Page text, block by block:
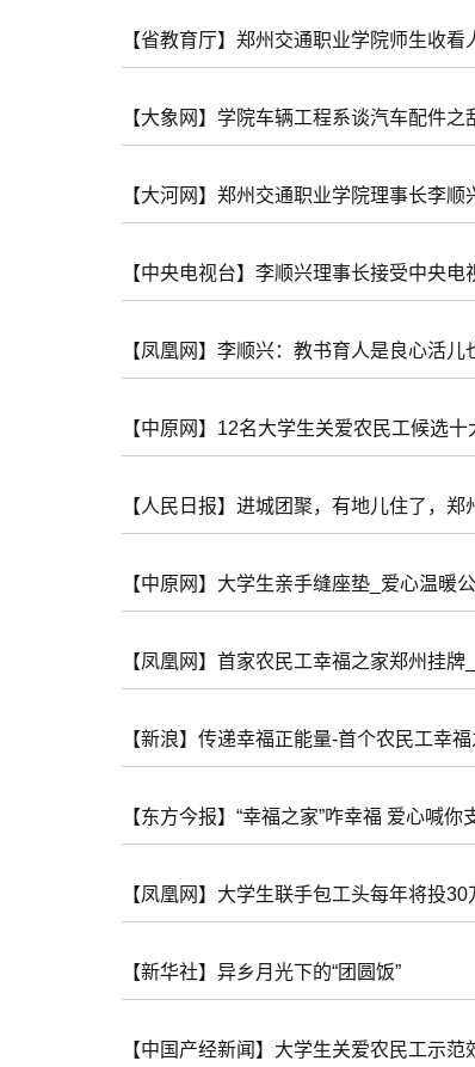
【省教育厅】郑州交通职业学院师生收看
【大象网】学院车辆工程系谈汽车配件之
【大河网】郑州交通职业学院理事长李顺
【中央电视台】李顺兴理事长接受中央电
【凤凰网】李顺兴：教书育人是良心活儿
【中原网】12名大学生关爱农民工候选
【人民日报】进城团聚，有地儿住了，
【中原网】大学生亲手缝座垫_爱心温暖
【凤凰网】首家农民工幸福之家郑州挂牌
【新浪】传递幸福正能量-首个农民工幸
【东方今报】“幸福之家”咋幸福 爱心喊你
【凤凰网】大学生联手包工头每年将投
【新华社】异乡月光下的“团圆饭”
【中国产经新闻】大学生关爱农民工示范